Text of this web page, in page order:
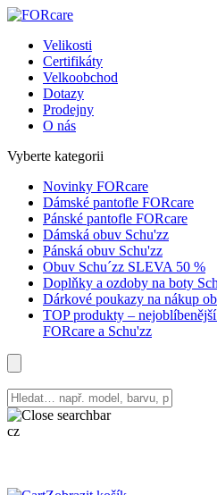
Velikosti
Certifikáty
Velkoobchod
Dotazy
Prodejny
O nás
Vyberte kategorii
Novinky FORcare
Dámské pantofle FORcare
Pánské pantofle FORcare
Dámská obuv Schu'zz
Pánská obuv Schu'zz
Obuv Schu´zz SLEVA 50 %
Doplňky a ozdoby na boty
Dárkové poukazy na nákup
TOP produkty –
FORcare a Schu'zz
cz